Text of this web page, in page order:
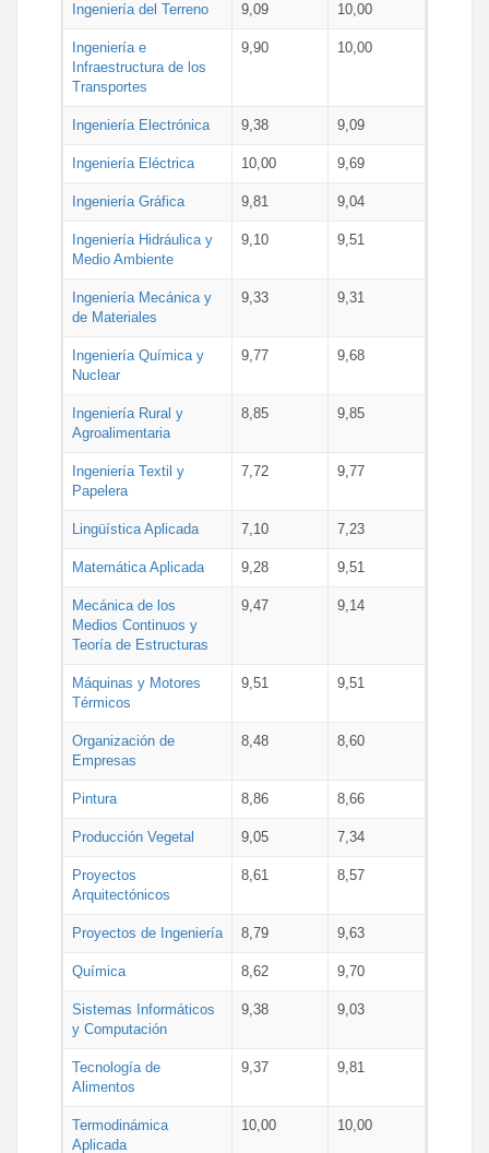
Ingeniería del Terreno 9,09 10,00
Ingeniería e
Infraestructura de los
Transportes
9,90 10,00
Ingeniería Electrónica 9,38 9,09
Ingeniería Eléctrica 10,00 9,69
Ingeniería Gráfica 9,81 9,04
Ingeniería Hidráulica y
Medio Ambiente
9,10 9,51
Ingeniería Mecánica y
de Materiales
9,33 9,31
Ingeniería Química y
Nuclear
9,77 9,68
Ingeniería Rural y
Agroalimentaria
8,85 9,85
Ingeniería Textil y
Papelera
7,72 9,77
Lingüística Aplicada 7,10 7,23
Matemática Aplicada 9,28 9,51
Mecánica de los
Medios Continuos y
Teoría de Estructuras
9,47 9,14
Máquinas y Motores
Térmicos
9,51 9,51
Organización de
Empresas
8,48 8,60
Pintura 8,86 8,66
Producción Vegetal 9,05 7,34
Proyectos
Arquitectónicos
8,61 8,57
Proyectos de Ingeniería 8,79 9,63
Química 8,62 9,70
Sistemas Informáticos
y Computación
9,38 9,03
Tecnología de
Alimentos
9,37 9,81
Termodinámica
Aplicada
10,00 10,00